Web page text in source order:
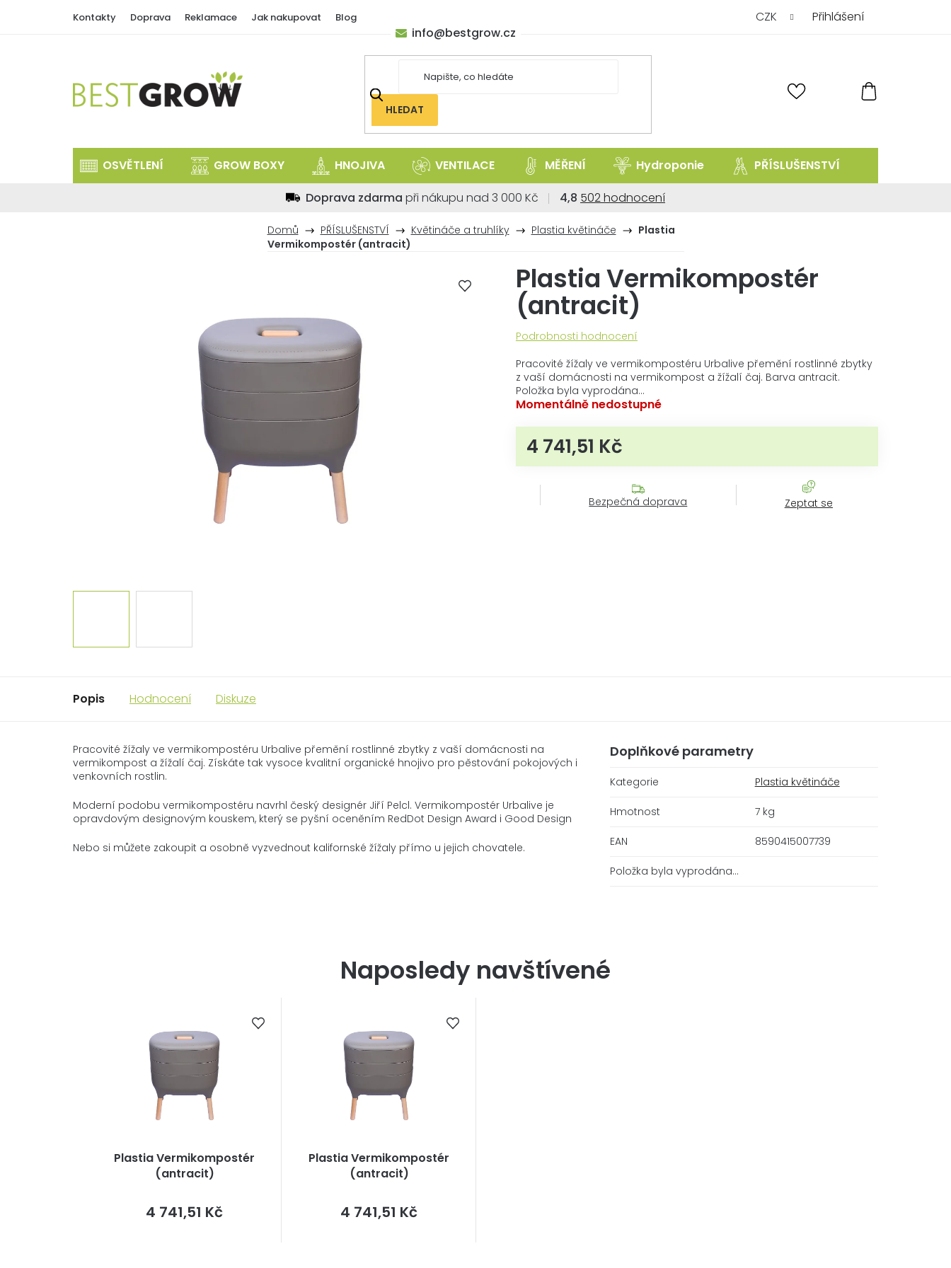
Kontakty Doprava Reklamace Jak nakupovat Blog CZK Přihlášení
HLEDAT
KOŠÍK
info@bestgrow.cz
OSVĚTLENÍ GROW BOXY HNOJIVA VENTILACE MĚŘENÍ Hydroponie PŘÍSLUŠENSTVÍ
Doprava zdarma při nákupu nad 3 000 Kč 4,8 Průměrné
obchodu
z
5
hvězdiček.
502 hodnocení
Domů PŘÍSLUŠENSTVÍ Květináče a truhlíky Plastia květináče
Plastia
Vermikompostér (antracit)
Plastia Vermikompostér
(antracit)
Průměrné
produktu
je
0,0
z
hvězdiček.
Podrobnosti hodnocení
Pracovité žížaly ve vermikompostéru Urbalive přemění rostlinné zbytky
z vaší domácnosti na vermikompost a žížalí čaj. Barva antracit.
Položka byla vyprodána…
Momentálně nedostupné
4 741,51 KčMěrná cena:
Bezpečná doprava Zeptat se
Popis Hodnocení Diskuze
Pracovité žížaly ve vermikompostéru Urbalive přemění rostlinné zbytky z vaší domácnosti na
vermikompost a žížalí čaj. Získáte tak vysoce kvalitní organické hnojivo pro pěstování pokojových i
venkovních rostlin.
Moderní podobu vermikompostéru navrhl český designér Jiří Pelcl. Vermikompostér Urbalive je
opravdovým designovým kouskem, který se pyšní oceněním RedDot Design Award i Good Design
Nebo si můžete zakoupit a osobně vyzvednout kalifornské žížaly přímo u jejich chovatele.
Doplňkové parametry
Kategorie Plastia květináče
Hmotnost 7 kg
EAN 8590415007739
Položka byla vyprodána…
Naposledy navštívené
Plastia Vermikompostér
(antracit)
4 741,51 Kčcena:
Plastia Vermikompostér
(antracit)
4 741,51 Kčcena: